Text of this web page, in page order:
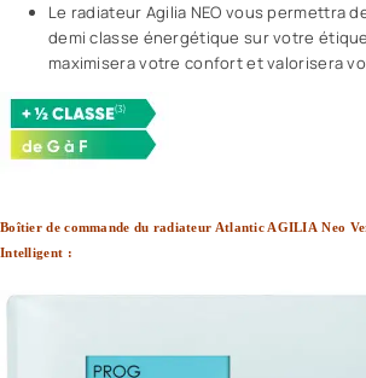
Le radiateur Agilia NEO vous permettra
demi classe énergétique sur votre
maximisera votre confort et valorisera
Boîtier de commande du radiateur Atlantic AGILIA Neo
Intelligent :